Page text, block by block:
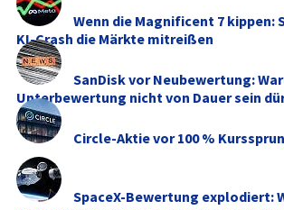
Wenn die Magnificent 7 kippen:
KI-Crash die Märkte mitreißen
SanDisk vor Neubewertung:
Unterbewertung nicht von Dauer sein
Circle-Aktie vor 100 %
SpaceX-Bewertung explodiert: